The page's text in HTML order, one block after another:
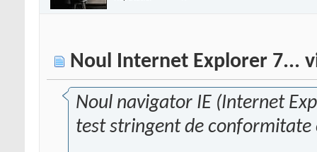
Noul Internet Explorer 7...
Noul navigator IE (Internet
test stringent de